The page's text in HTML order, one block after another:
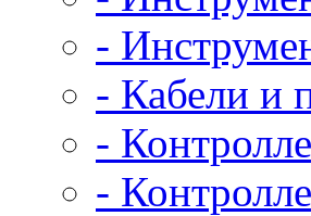
-
- Кабели и
-
-